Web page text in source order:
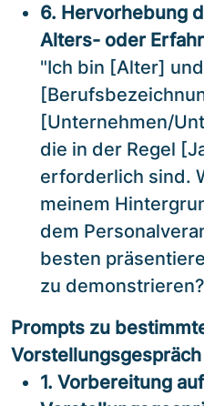
6. Hervorhebung
Alters- oder
"Ich bin [Alter]
[Unternehmen/
die in der Regel
erforderlich sind.
meinem
dem
besten
zu
Prompts zu
Vorstellungsgespräch
1. Vorbereitung